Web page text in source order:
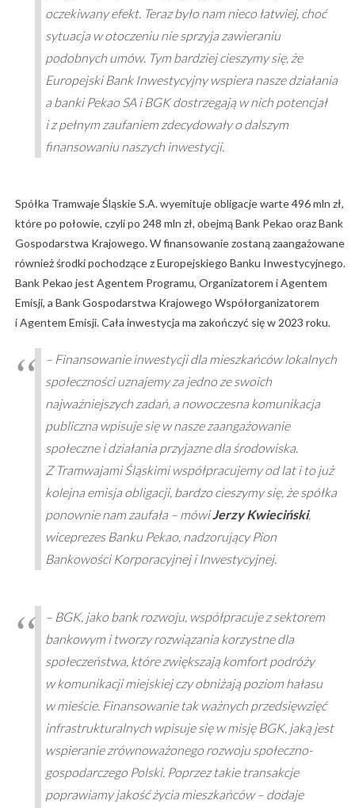
oczekiwany efekt. Teraz było nam nieco łatwiej, choć
sytuacja w otoczeniu nie sprzyja zawieraniu
podobnych umów. Tym bardziej cieszymy się, że
Europejski Bank Inwestycyjny wspiera nasze działania
a banki Pekao SA i BGK dostrzegają w nich potencjał
i z pełnym zaufaniem zdecydowały o dalszym
finansowaniu naszych inwestycji.
Spółka Tramwaje Śląskie S.A. wyemituje obligacje warte 496 mln zł,
które po połowie, czyli po 248 mln zł, obejmą Bank Pekao oraz Bank
Gospodarstwa Krajowego. W finansowanie zostaną zaangażowane
również środki pochodzące z Europejskiego Banku Inwestycyjnego.
Bank Pekao jest Agentem Programu, Organizatorem i Agentem
Emisji, a Bank Gospodarstwa Krajowego Współorganizatorem
i Agentem Emisji. Cała inwestycja ma zakończyć się w 2023 roku.
– Finansowanie inwestycji dla mieszkańców lokalnych
społeczności uznajemy za jedno ze swoich
najważniejszych zadań, a nowoczesna komunikacja
publiczna wpisuje się w nasze zaangażowanie
społeczne i działania przyjazne dla środowiska.
Z Tramwajami Śląskimi współpracujemy od lat i to już
kolejna emisja obligacji, bardzo cieszymy się, że spółka
ponownie nam zaufała– mówiJerzy Kwieciński,
wiceprezes Banku Pekao, nadzorujący Pion
Bankowości Korporacyjnej i Inwestycyjnej.
– BGK, jako bank rozwoju, współpracuje z sektorem
bankowym i tworzy rozwiązania korzystne dla
społeczeństwa, które zwiększają komfort podróży
w komunikacji miejskiej czy obniżają poziom hałasu
w mieście. Finansowanie tak ważnych przedsięwzięć
infrastrukturalnych wpisuje się w misję BGK, jaką jest
wspieranie zrównoważonego rozwoju społeczno-
gospodarczego Polski. Poprzez takie transakcje
poprawiamy jakość życia mieszkańców– dodaje